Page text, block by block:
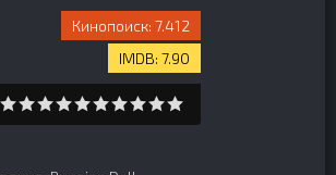
7.412
7.90